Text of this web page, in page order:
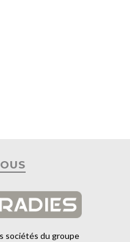
sociétés du groupe